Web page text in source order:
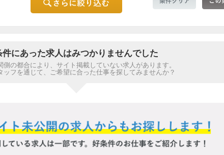
件にあった求人はみつかりませんでした
側の都合により、サイト掲載していない求人があります。
ッフを通じて、ご希望に合った仕事を探してみませんか？